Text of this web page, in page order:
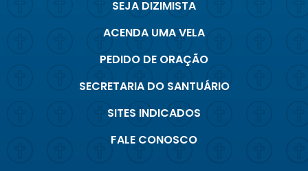
SEJA DIZIMISTA
ACENDA UMA VELA
PEDIDO DE ORAÇÃO
SECRETARIA DO SANTUÁRIO
SITES INDICADOS
FALE CONOSCO